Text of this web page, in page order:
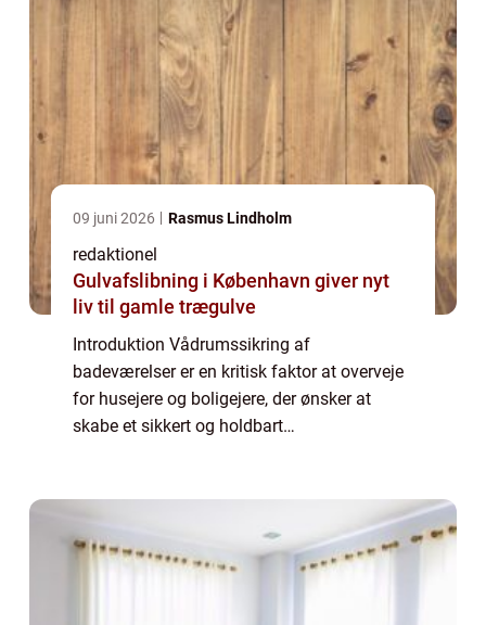
09 juni 2026 Rasmus Lindholm
redaktionel
Gulvafslibning i København giver nyt
liv til gamle trægulve
Introduktion Vådrumssikring af
badeværelser er en kritisk faktor at overveje
for husejere og boligejere, der ønsker at
skabe et sikkert og holdbart